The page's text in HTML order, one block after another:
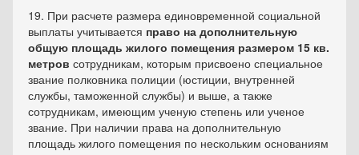
19. При расчете размера единовременной социальной
выплаты учитывается право на дополнительную
общую площадь жилого помещения размером 15 кв.
метров сотрудникам, которым присвоено специальное
звание полковника полиции (юстиции, внутренней
службы, таможенной службы) и выше, а также
сотрудникам, имеющим ученую степень или ученое
звание. При наличии права на дополнительную
площадь жилого помещения по нескольким основаниям